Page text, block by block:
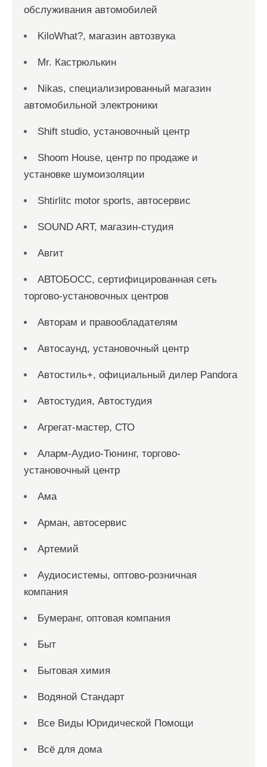
обслуживания автомобилей
KiloWhat?, магазин автозвука
Mr. Кастрюлькин
Nikas, специализированный магазин
автомобильной электроники
Shift studio, установочный центр
Shoom House, центр по продаже и
установке шумоизоляции
Shtirlitc motor sports, автосервис
SOUND ART, магазин-студия
Авгит
АВТОБОСС, сертифицированная сеть
торгово-установочных центров
Авторам и правообладателям
Автосаунд, установочный центр
Автостиль+, официальный дилер Pandora
Автостудия, Автостудия
Агрегат-мастер, СТО
Аларм-Аудио-Тюнинг, торгово-
установочный центр
Ама
Арман, автосервис
Артемий
Аудиосистемы, оптово-розничная
компания
Бумеранг, оптовая компания
Быт
Бытовая химия
Водяной Стандарт
Все Виды Юридической Помощи
Всё для дома